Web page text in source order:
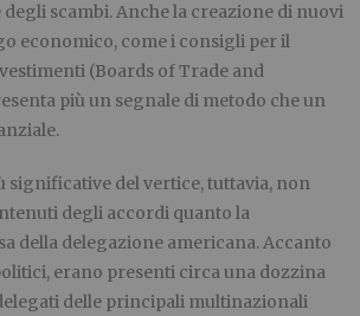
scambi. Anche la creazione di nuovi
economico, come i consigli per il
(Boards of Trade and
più un segnale di metodo che un
significative del vertice, tuttavia, non
degli accordi quanto la
della delegazione americana. Accanto
erano presenti circa una dozzina
delle principali multinazionali